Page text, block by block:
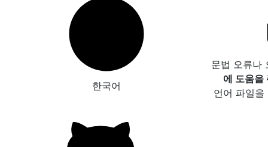
한국어
문법 오류나
에 도움을
언어 파일을